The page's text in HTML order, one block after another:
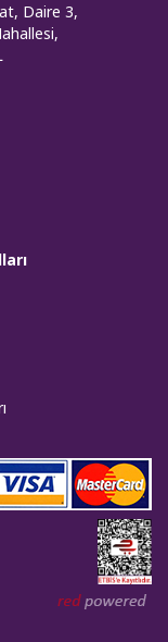
Daire 3,
Web